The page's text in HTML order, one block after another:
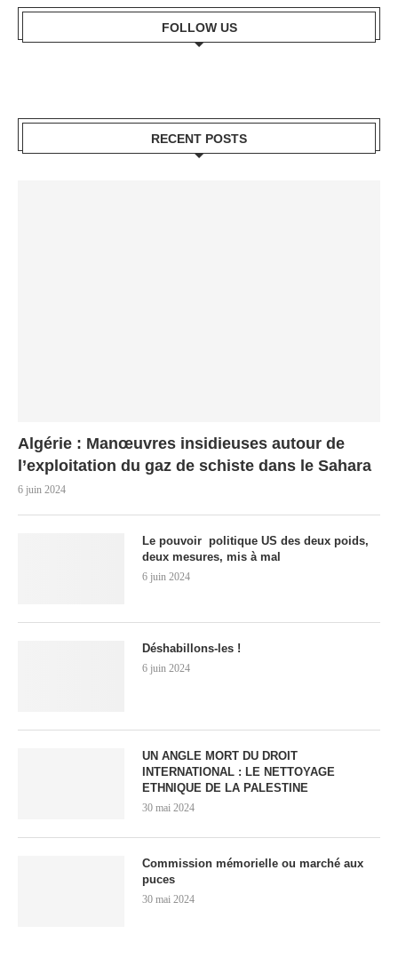
FOLLOW US
RECENT POSTS
Algérie : Manœuvres insidieuses autour de
l’exploitation du gaz de schiste dans le Sahara
6 juin 2024
Le pouvoir politique US des deux poids,
deux mesures, mis à mal
6 juin 2024
Déshabillons-les !
6 juin 2024
UN ANGLE MORT DU DROIT
INTERNATIONAL : LE NETTOYAGE
ETHNIQUE DE LA PALESTINE
30 mai 2024
Commission mémorielle ou marché aux
puces
30 mai 2024